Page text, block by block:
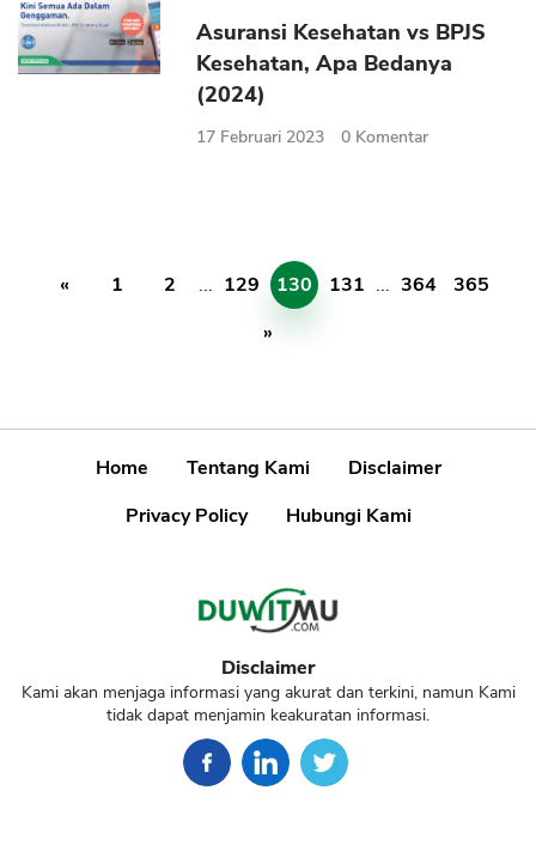
Asuransi Kesehatan vs BPJS
Kesehatan, Apa Bedanya
(2024)
17 Februari 2023 0 Komentar
« 1 2 ... 129 130 131 ... 364
365
»
Home Tentang Kami
Disclaimer
Privacy Policy
Hubungi Kami
Disclaimer
Kami akan menjaga informasi yang akurat dan terkini, namun Kami
tidak dapat menjamin keakuratan informasi.